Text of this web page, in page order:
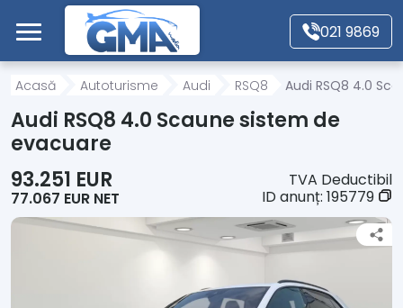
Mergi direct la conținutul principal
021 9869
Acasă
Autoturisme
Motociclete
Autoutilitare
Alte tipuri vehicule
Acasă Autoturisme Audi RSQ8 Audi RSQ8 4.0
Audi RSQ8 4.0 Scaune sistem de
evacuare
93.251 EUR
77.067 EUR NET
TVA Deductibil
ID anunț: 195779